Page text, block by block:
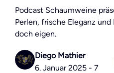
Podcast Schaumweine
Perlen, frische Eleganz
doch eigen.
Diego Mathier
6. Januar 2025 - 7